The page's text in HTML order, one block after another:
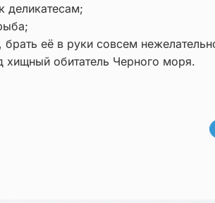
деликатесам;
её в руки совсем
обитатель Черного моря.